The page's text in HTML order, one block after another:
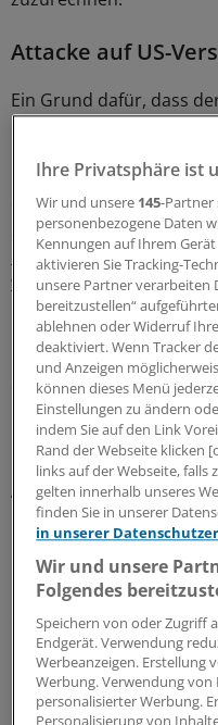
Attacke auf US-
Ein Grund dafür, dass
der größten Zahl an
Studieden US-
etwas mehr als einem
wurde.
Insgesamt seien
Datensätze entwendet
der Studie zufolge mit
Datensätzen ebenfalls
Gesundheit - das
Center. Die süd-
Apotheken in ihrem
Den
meisten Angriffe auf
überwiegend von
etwa 14 Prozent seien
Interessant ist, dass es
in denen 2015 Daten
handelte.
Ihre Privatsphäre ist
Wir und unsere 145-Partner
personenbezogene Daten
Kennungen auf Ihrem
aktivieren Sie Tracking-
unsere Partner verarbeiten
bereitzustellen“
ablehnen oder Widerruf
deaktiviert. Wenn Tracker
und Anzeigen
können dieses Menü
Einstellungen zu ändern
indem Sie auf den Link
Rand der Webseite klicken
links auf der Webseite,
gelten innerhalb unseres
finden Sie in unserer
in unserer
Wir und unsere
Folgendes
Speichern von oder Zugriff
Endgerät. Verwendung
Werbeanzeigen. Erstellung
Werbung. Verwendung
personalisierter Werbung.